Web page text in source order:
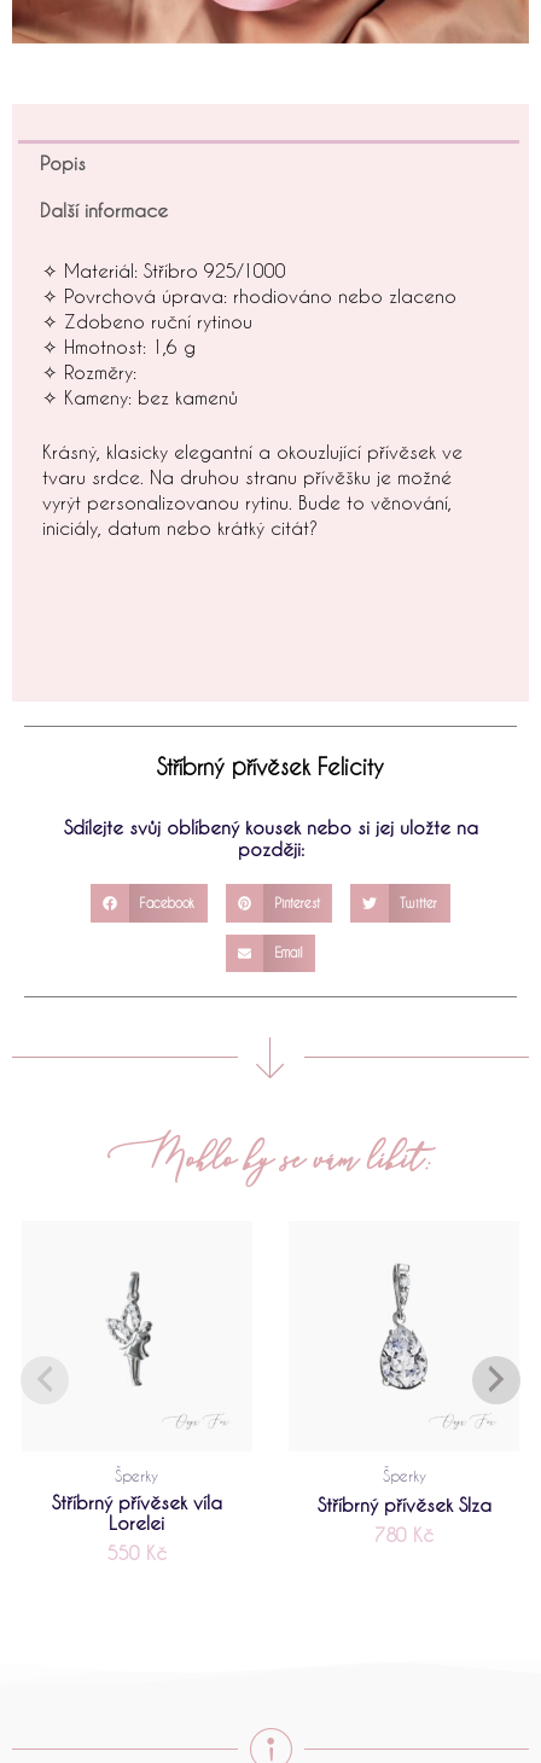
Popis
Další informace
✧ Materiál: Stříbro 925/1000
✧ Povrchová úprava: rhodiováno nebo zlaceno
✧ Zdobeno ruční rytinou
✧ Hmotnost: 1,6 g
✧ Rozměry:
✧ Kameny: bez kamenů
Krásný, klasicky elegantní a okouzlující přívěsek ve
tvaru srdce. Na druhou stranu přívěšku je možné
vyrýt personalizovanou rytinu. Bude to věnování,
iniciály, datum nebo krátký citát?
Stříbrný přívěsek Felicity
Sdílejte svůj oblíbený kousek nebo si jej uložte na
později:
Facebook Pinterest Twitter
Email
Mohlo by se vám líbit:
Šperky
Stříbrný přívěsek víla
Lorelei
550 Kč
Šperky
Stříbrný přívěsek Slza
780 Kč